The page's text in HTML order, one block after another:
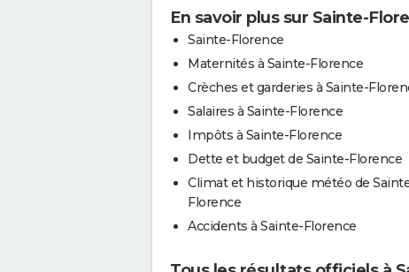
En savoir plus sur Sainte-
Sainte-Florence
Maternités à Sainte-Florence
Crèches et garderies à Sainte-
Salaires à Sainte-Florence
Impôts à Sainte-Florence
Dette et budget de Sainte-Florence
Climat et historique météo de
Florence
Accidents à Sainte-Florence